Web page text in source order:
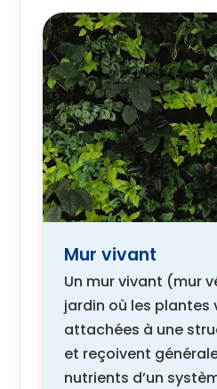
Mur vivant
Un mur vivant (mur
jardin où les plantes
attachées à une
et reçoivent
nutrients d’un